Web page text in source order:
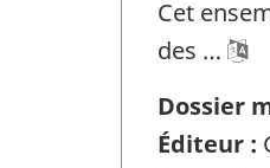
Cet
des …
Dossier
Éditeur :